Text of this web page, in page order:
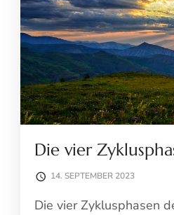
Die vier
14. SEPTEMBER 2023
Die vier Zyklusphasen